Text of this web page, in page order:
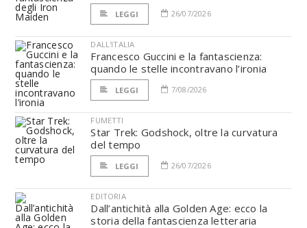
LEGGI 26/07/2026
DALL'ITALIA
Francesco Guccini e la fantascienza:
quando le stelle incontravano l’ironia
LEGGI 7/08/2026
FUMETTI
Star Trek: Godshock, oltre la curvatura
del tempo
LEGGI 26/07/2026
EDITORIA
Dall’antichità alla Golden Age: ecco la
storia della fantascienza letteraria